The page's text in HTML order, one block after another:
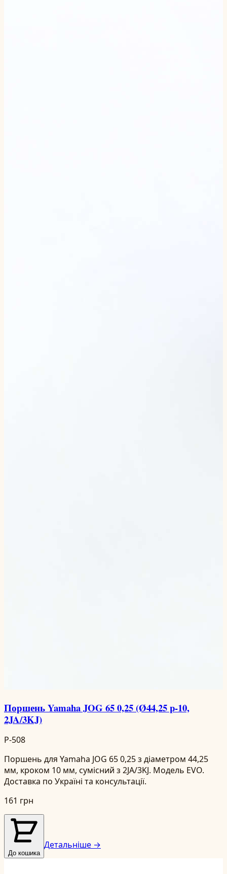
Поршень Yamaha JOG 65 0,25 (Ø44,25 p-10,
2JA/3KJ)
P-508
Поршень для Yamaha JOG 65 0,25 з діаметром 44,25
мм, кроком 10 мм, сумісний з 2JA/3KJ. Модель EVO.
Доставка по Україні та консультації.
161 грн
До кошика
Детальніше →